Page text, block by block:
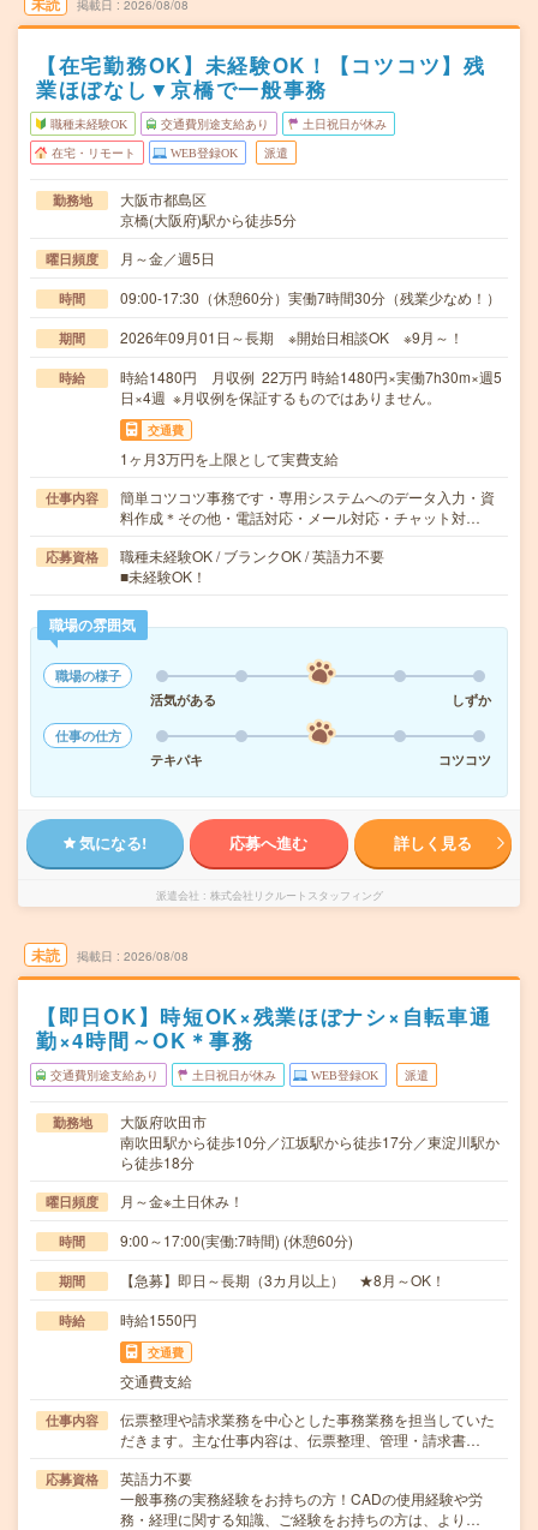
掲載日 2026/08/08
【在宅勤務OK】未経験OK！【コツコツ】残
業ほぼなし▼京橋で一般事務
職種未経験OK 交通費別途支給あり 土日祝日が休み
在宅・リモート WEB登録OK 派遣
勤務地
大阪市都島区
京橋(大阪府)駅から徒歩5分
曜日頻度 月～金／週5日
時間 09:00-17:30（休憩60分）実働7時間30分（残業少なめ！）
期間 2026年09月01日～長期 ※開始日相談OK ※9月～！
時給
時給1480円 月収例 22万円 時給1480円×実働7h30m×週5
日×4週 ※月収例を保証するものではありません。
交通費
1ヶ月3万円を上限として実費支給
仕事内容
簡単コツコツ事務です・専用システムへのデータ入力・資
料作成＊その他・電話対応・メール対応・チャット対…
応募資格
職種未経験OK / ブランクOK / 英語力不要
■未経験OK！
職場の雰囲気
職場の様子
活気がある
しずか
仕事の仕方
テキパキ
コツコツ
気になる! 応募へ進む 詳しく見る
派遣会社 株式会社リクルートスタッフィング
未読 掲載日 2026/08/08
【即日OK】時短OK×残業ほぼナシ×自転車通
勤×4時間～OK＊事務
交通費別途支給あり 土日祝日が休み WEB登録OK 派遣
勤務地
大阪府吹田市
南吹田駅から徒歩10分／江坂駅から徒歩17分／東淀川駅か
ら徒歩18分
曜日頻度 月～金※土日休み！
時間 9:00～17:00(実働:7時間) (休憩60分)
期間 【急募】即日～長期（3カ月以上） ★8月～OK！
時給 時給1550円
交通費
交通費支給
仕事内容
伝票整理や請求業務を中心とした事務業務を担当していた
だきます。主な仕事内容は、伝票整理、管理・請求書…
応募資格
英語力不要
一般事務の実務経験をお持ちの方！CADの使用経験や労
務・経理に関する知識、ご経験をお持ちの方は、より…